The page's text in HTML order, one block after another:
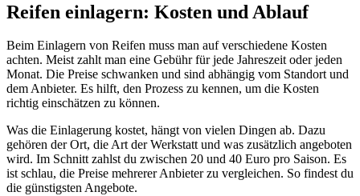
Reifen einlagern: Kosten und Ablauf
Beim Einlagern von Reifen muss man auf verschiedene Kosten
achten. Meist zahlt man eine Gebühr für jede Jahreszeit oder jeden
Monat. Die Preise schwanken und sind abhängig vom Standort und
dem Anbieter. Es hilft, den Prozess zu kennen, um die Kosten
richtig einschätzen zu können.
Was die Einlagerung kostet, hängt von vielen Dingen ab. Dazu
gehören der Ort, die Art der Werkstatt und was zusätzlich angeboten
wird. Im Schnitt zahlst du zwischen 20 und 40 Euro pro Saison. Es
ist schlau, die Preise mehrerer Anbieter zu vergleichen. So findest du
die günstigsten Angebote.